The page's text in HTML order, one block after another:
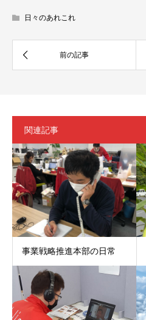
日々のあれこれ
関連記事
事業戦略推進本部の日常